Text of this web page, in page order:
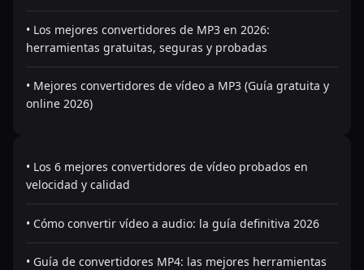
• Los mejores convertidores de MP3 en 2026:
herramientas gratuitas, seguras y probadas
• Mejores convertidores de vídeo a MP3 (Guía gratuita y
online 2026)
• Los 6 mejores convertidores de vídeo probados en
velocidad y calidad
• Cómo convertir vídeo a audio: la guía definitiva 2026
• Guía de convertidores MP4: las mejores herramientas